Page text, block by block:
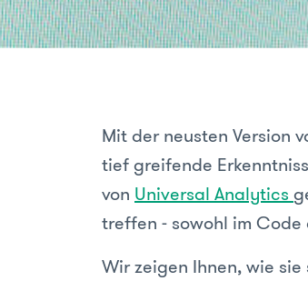
Mit der neusten Version
tief greifende
von Universal Analytics
treffen - sowohl im
Wir zeigen Ihnen, wie